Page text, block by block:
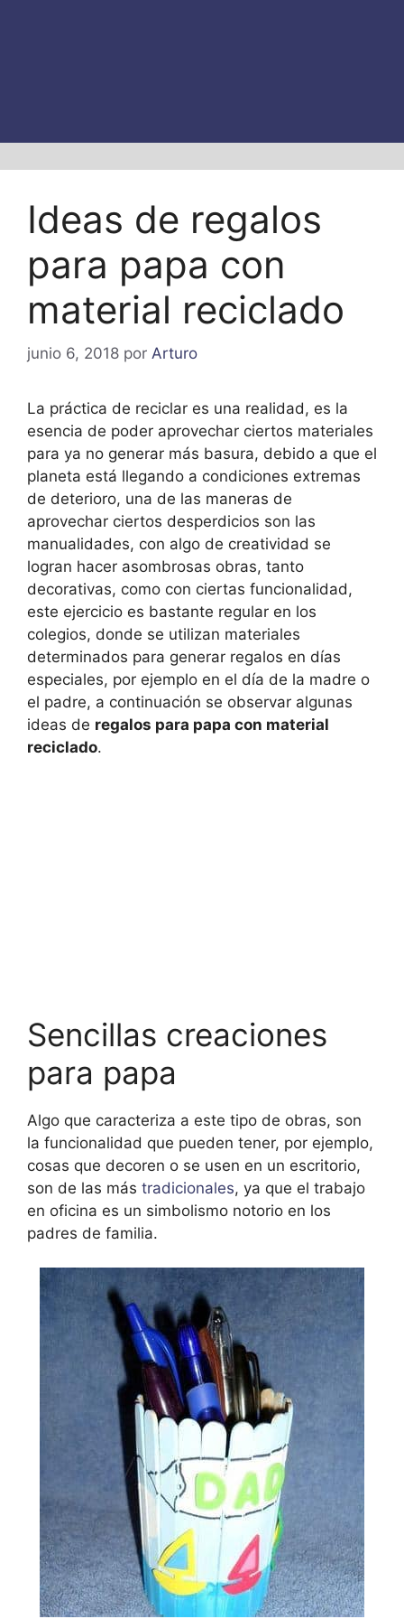
Ideas de regalos
para papa con
material reciclado
junio 6, 2018 por Arturo
La práctica de reciclar es una realidad, es la
esencia de poder aprovechar ciertos materiales
para ya no generar más basura, debido a que el
planeta está llegando a condiciones extremas
de deterioro, una de las maneras de
aprovechar ciertos desperdicios son las
manualidades, con algo de creatividad se
logran hacer asombrosas obras, tanto
decorativas, como con ciertas funcionalidad,
este ejercicio es bastante regular en los
colegios, donde se utilizan materiales
determinados para generar regalos en días
especiales, por ejemplo en el día de la madre o
el padre, a continuación se observar algunas
ideas de regalos para papa con material
reciclado.
Sencillas creaciones
para papa
Algo que caracteriza a este tipo de obras, son
la funcionalidad que pueden tener, por ejemplo,
cosas que decoren o se usen en un escritorio,
son de las más tradicionales, ya que el trabajo
en oficina es un simbolismo notorio en los
padres de familia.